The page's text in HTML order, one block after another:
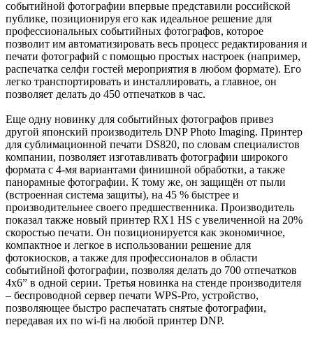
событийной фотографии впервые представили российской
публике, позиционируя его как идеальное решение для
профессиональных событийных фотографов, которое
позволит им автоматизировать весь процесс редактирования и
печати фотографий с помощью простых настроек (например,
распечатка селфи гостей мероприятия в любом формате). Его
легко транспортировать и инсталлировать, а главное, он
позволяет делать до 450 отпечатков в час.
Еще одну новинку для событийных фотографов привез
другой японский производитель DNP Photo Imaging. Принтер
для сублимационной печати DS820, по словам специалистов
компании, позволяет изготавливать фотографии широкого
формата с 4-мя вариантами финишной обработки, а также
панорамные фотографии. К тому же, он защищён от пыли
(встроенная система защиты), на 45 % быстрее и
производительнее своего предшественника. Производитель
показал также новый принтер RX1 HS с увеличенной на 20%
скоростью печати. Он позиционируется как экономичное,
компактное и легкое в использовании решение для
фотокиосков, а также для профессионалов в области
событийной фотографии, позволяя делать до 700 отпечатков
4х6” в одной серии. Третья новинка на стенде производителя
– беспроводной сервер печати WPS-Pro, устройство,
позволяющее быстро распечатать снятые фотографии,
передавая их по wi-fi на любой принтер DNP.